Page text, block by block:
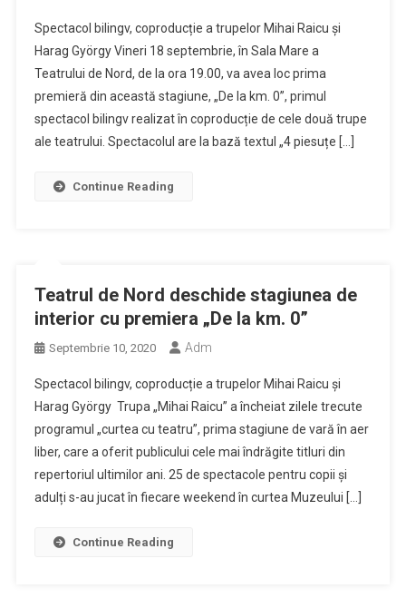
Spectacol bilingv, coproducție a trupelor Mihai Raicu și
Harag György Vineri 18 septembrie, în Sala Mare a
Teatrului de Nord, de la ora 19.00, va avea loc prima
premieră din această stagiune, „De la km. 0”, primul
spectacol bilingv realizat în coproducție de cele două trupe
ale teatrului. Spectacolul are la bază textul „4 piesuțe […]
Continue Reading
Teatrul de Nord deschide stagiunea de
interior cu premiera „De la km. 0”
Septembrie 10, 2020 Adm
Spectacol bilingv, coproducție a trupelor Mihai Raicu și
Harag György Trupa „Mihai Raicu” a încheiat zilele trecute
programul „curtea cu teatru”, prima stagiune de vară în aer
liber, care a oferit publicului cele mai îndrăgite titluri din
repertoriul ultimilor ani. 25 de spectacole pentru copii și
adulți s-au jucat în fiecare weekend în curtea Muzeului […]
Continue Reading